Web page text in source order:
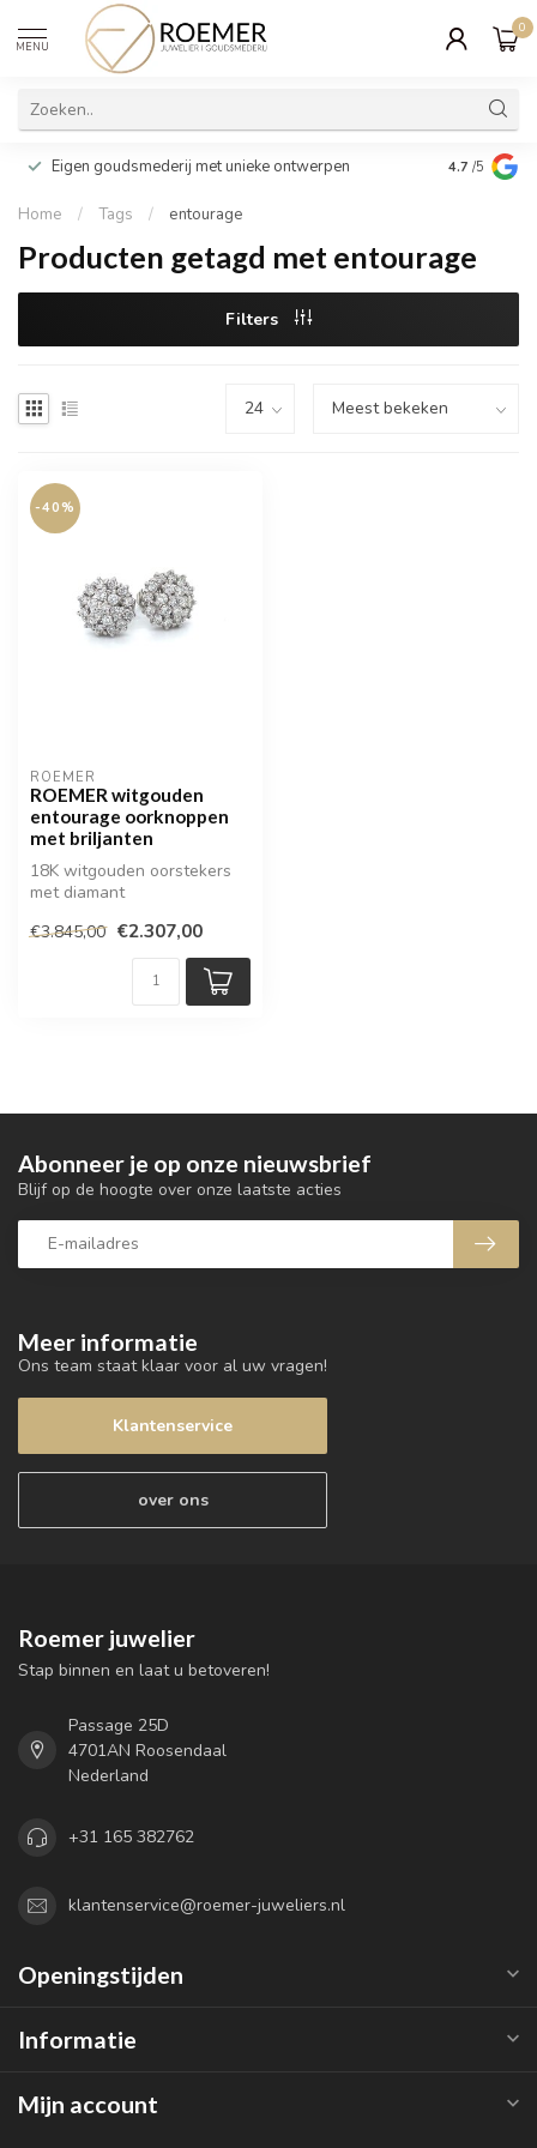
MENU
0
Eigen goudsmederij met unieke ontwerpen Wij
cadeau
4.7 /5
Home / Tags / entourage
Producten getagd met entourage
Filters
-40%
ROEMER
ROEMER witgouden
entourage oorknoppen
met briljanten
18K witgouden oorstekers
met diamant
€3.845,00 €2.307,00
Meer informatie
Ons team staat klaar voor al uw vragen!
Klantenservice
over ons
Abonneer je op onze nieuwsbrief
Blijf op de hoogte over onze laatste acties
Roemer juwelier
Stap binnen en laat u betoveren!
Passage 25D
4701AN Roosendaal
Nederland
+31 165 382762
klantenservice@roemer-juweliers.nl
Openingstijden
Informatie
Mijn account